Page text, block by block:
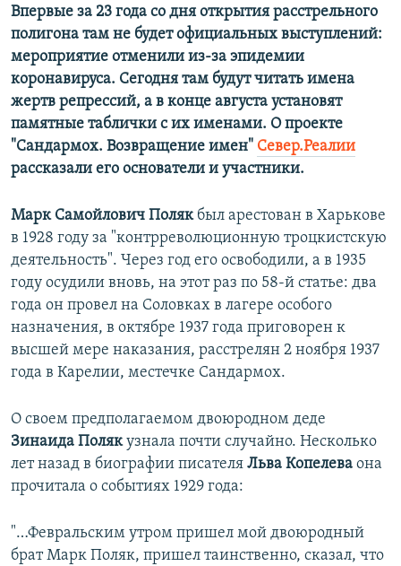
Впервые за 23 года со дня открытия расстрельного
полигона там не будет официальных выступлений:
мероприятие отменили из-за эпидемии
коронавируса. Сегодня там будут читать имена
жертв репрессий, а в конце августа установят
памятные таблички с их именами. О проекте
"Сандармох. Возвращение имен" Север.Реалии
рассказали его основатели и участники.
Марк Самойлович Полякбыл арестован в Харькове
в 1928 году за "контрреволюционную троцкистскую
деятельность". Через год его освободили, а в 1935
году осудили вновь, на этот раз по 58-й статье: два
года он провел на Соловках в лагере особого
назначения, в октябре 1937 года приговорен к
высшей мере наказания, расстрелян 2 ноября 1937
года в Карелии, местечке Сандармох.
О своем предполагаемом двоюродном деде
Зинаида Полякузнала почти случайно. Несколько
лет назад в биографии писателя Льва Копелева она
прочитала о событиях 1929 года:
"…Февральским утром пришел мой двоюродный
брат Марк Поляк, пришел таинственно, сказал, что